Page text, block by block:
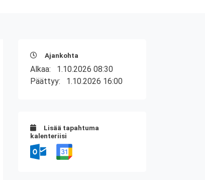
Ajankohta
Alkaa: 1.10.2026 08:30
Päättyy: 1.10.2026 16:00
Lisää tapahtuma
kalenteriisi